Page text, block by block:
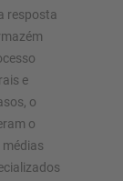
resposta
e
o
o
médias